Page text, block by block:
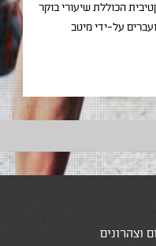
הכוללת שיעורי בוקר
עד 6 משתתפים ומועברים על-ידי מיטב
וצהרונים